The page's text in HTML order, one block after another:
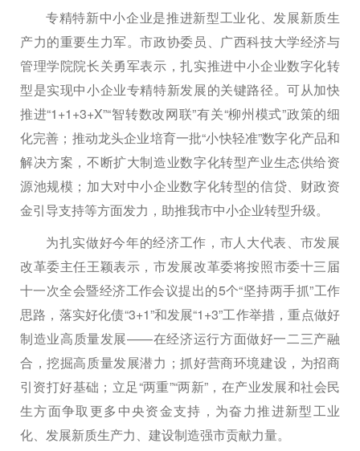
专精特新中小企业是推进新型工业化、发展新质生
产力的重要生力军。市政协委员、广西科技大学经济与
管理学院院长关勇军表示，扎实推进中小企业数字化转
型是实现中小企业专精特新发展的关键路径。可从加快
推进“1+1+3+X”“智转数改网联”有关“柳州模式”政策的细
化完善；推动龙头企业培育一批“小快轻准”数字化产品和
解决方案，不断扩大制造业数字化转型产业生态供给资
源池规模；加大对中小企业数字化转型的信贷、财政资
金引导支持等方面发力，助推我市中小企业转型升级。
为扎实做好今年的经济工作，市人大代表、市发展
改革委主任王颖表示，市发展改革委将按照市委十三届
十一次全会暨经济工作会议提出的5个“坚持两手抓”工作
思路，落实好化债“3+1”和发展“1+3”工作举措，重点做好
制造业高质量发展——在经济运行方面做好一二三产融
合，挖掘高质量发展潜力；抓好营商环境建设，为招商
引资打好基础；立足“两重”“两新”，在产业发展和社会民
生方面争取更多中央资金支持，为奋力推进新型工业
化、发展新质生产力、建设制造强市贡献力量。